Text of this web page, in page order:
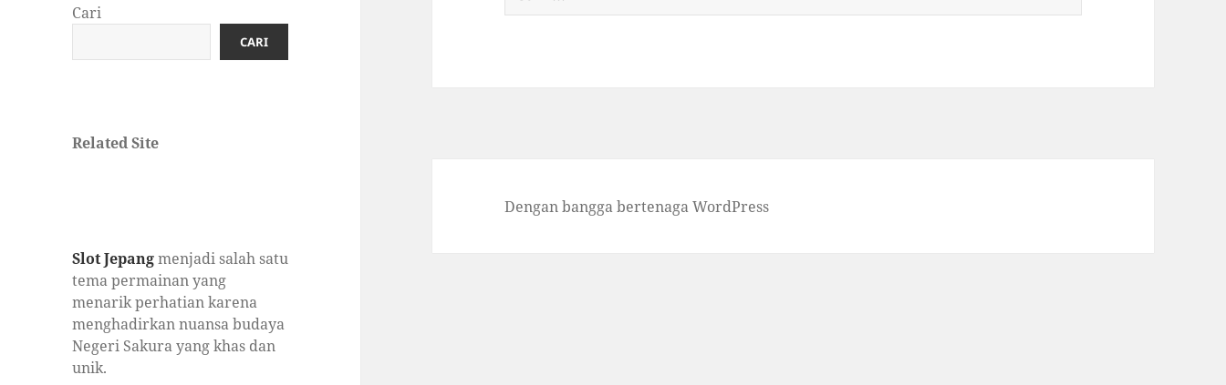
Cari
CARI
Related Site
Slot Jepangmenjadi salah satu
tema permainan yang
menarik perhatian karena
menghadirkan nuansa budaya
Negeri Sakura yang khas dan
unik.
untuk:
Dengan bangga bertenaga WordPress